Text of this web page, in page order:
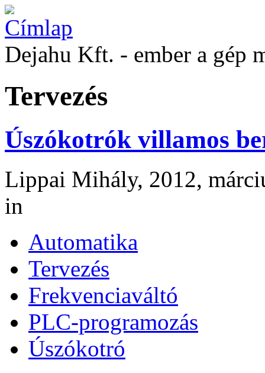
Dejahu Kft. - ember a gép
Tervezés
Úszókotrók villamos
Lippai Mihály, 2012,
in
Automatika
Tervezés
Frekvenciaváltó
PLC-programozás
Úszókotró